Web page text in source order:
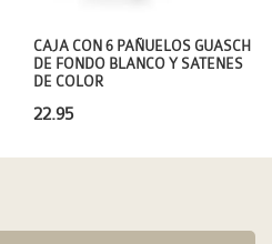
CAJA CON 6 PAÑUELOS GUASCH
DE FONDO BLANCO Y SATENES
DE COLOR
22.95